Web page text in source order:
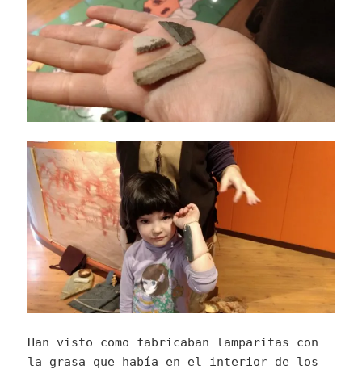
Han visto como fabricaban lamparitas con
la grasa que había en el interior de los